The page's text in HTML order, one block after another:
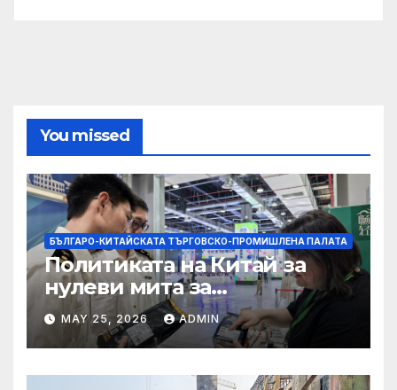
You missed
БЪЛГАРО-КИТАЙСКАТА ТЪРГОВСКО-ПРОМИШЛЕНА ПАЛАТА
Политиката на Китай за
нулеви мита за
африканските страни е от
полза за кафе индустрията
MAY 25, 2026 ADMIN